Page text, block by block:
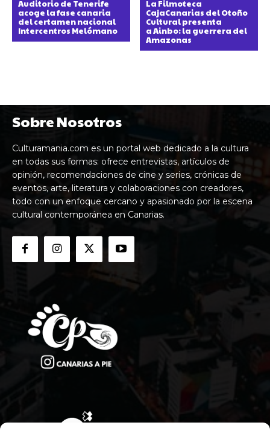
Auditorio de Tenerife
acoge la fase canaria
del certamen nacional
Intercentros Melómano
La Filmoteca
CajaCanarias del Otoño
Cultural presenta
a Ainbo: la guerrera del
Amazonas
Sobre Nosotros
Culturamania.com es un portal web dedicado a la cultura
en todas sus formas: ofrece entrevistas, artículos de
opinión, recomendaciones de cine y series, crónicas de
eventos, arte, literatura y colaboraciones con creadores,
todo con un enfoque cercano y apasionado por la escena
cultural contemporánea en Canarias.